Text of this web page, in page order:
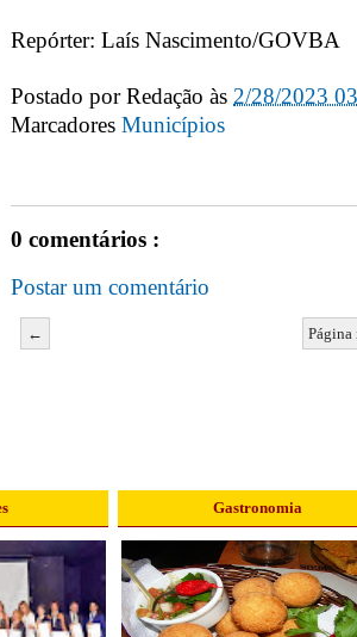
Repórter: Laís Nascimento/GOVBA
Postado porRedação às 2/28/2023
Marcadores Municípios
0 comentários :
Postar um comentário
←
Gastronomia